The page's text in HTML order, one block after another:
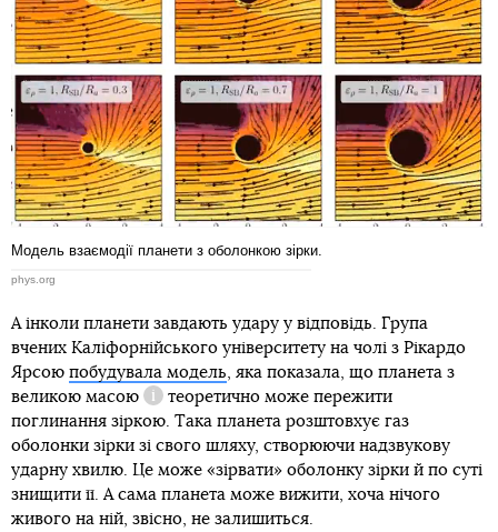
Модель взаємодії планети з оболонкою зірки.
phys.org
А інколи планети завдають удару у відповідь. Група
вчених Каліфорнійського університету на чолі з Рікардо
Ярсою побудувала модель, яка показала, що планета з
великою масою
Довідка
теоретично може пережити
поглинання зіркою. Така планета розштовхує газ
оболонки зірки зі свого шляху, створюючи надзвукову
ударну хвилю. Це може «зірвати» оболонку зірки й по суті
знищити її. А сама планета може вижити, хоча нічого
живого на ній, звісно, не залишиться.